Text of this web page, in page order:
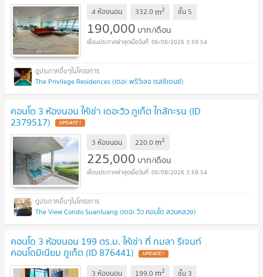
4 ห้องนอน 332.0 m2 ชั้น 5
190,000 บาท/เดือน
06/08/2026 3:59:54
The Privilege Residences (เดอะ พริวิเลจ เรสซิเดนซ์)
คอนโด 3 ห้องนอน ให้เช่า เดอะวิว ภูเก็ต ใกล้กะรน (ID
2379517) UPDATE !
3 ห้องนอน 220.0 m2
225,000 บาท/เดือน
06/08/2026 3:59:54
The View Condo Suanluang (เดอะ วิว คอนโด สวนหลวง)
คอนโด 3 ห้องนอน 199 ตร.ม. ให้เช่า ที่ กมลา รีเจนท์
คอนโดมิเนียม ภูเก็ต (ID 876441) UPDATE !
3 ห้องนอน 199.0 m2 ชั้น 3